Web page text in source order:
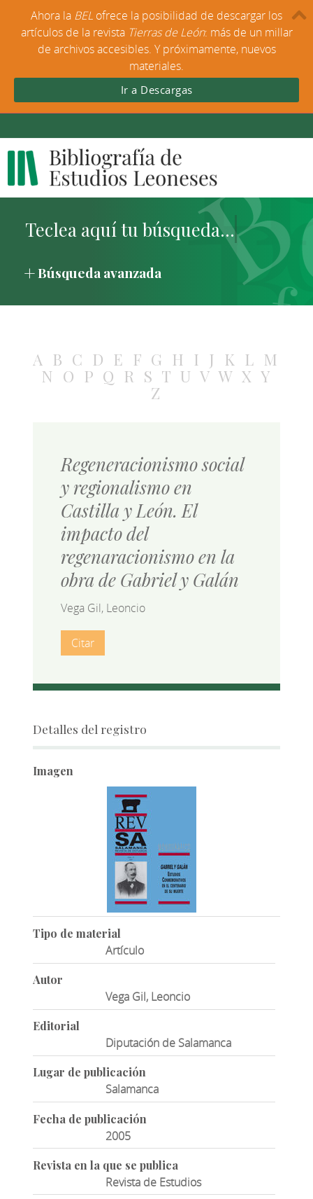
Búsqueda avanzada
A B C D E F G H I J K L M
N O P Q R S T U V W X Y
Z
Regeneracionismo social
y regionalismo en
Castilla y León. El
impacto del
regenaracionismo en la
obra de Gabriel y Galán
Vega Gil, Leoncio
Citar
Detalles del registro
Imagen
Tipo de material
Artículo
Autor
Vega Gil, Leoncio
Editorial
Diputación de Salamanca
Lugar de publicación
Salamanca
Fecha de publicación
2005
Revista en la que se publica
Revista de Estudios
Ahora la BEL ofrece la posibilidad de descargar los
artículos de la revista Tierras de León: más de un millar
de archivos accesibles. Y próximamente, nuevos
materiales.
Ir a Descargas